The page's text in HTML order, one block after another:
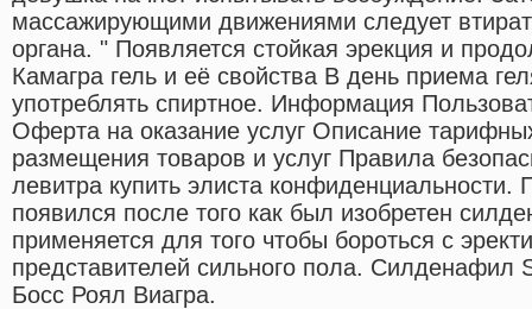
массажирующими движениями следует
органа. " Появляется стойкая эрекция и
Камагра гель и её свойства В день приема
употреблять спиртное. Информация
Оферта на оказание услуг Описание
размещения товаров и услуг Правила
левитра купить элиста конфиденциальности.
появился после того как был изобретен
применяется для того чтобы бороться с
представителей сильного пола. Силденафил
Босс Роял Виагра.